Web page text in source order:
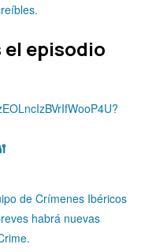
el episodio
de Crímenes Ibéricos
habrá nuevas